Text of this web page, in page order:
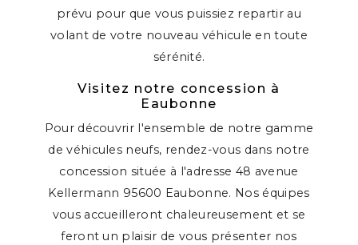
prévu pour que vous puissiez repartir au
volant de votre nouveau véhicule en toute
sérénité.
Visitez notre concession à
Eaubonne
Pour découvrir l'ensemble de notre gamme
de véhicules neufs, rendez-vous dans notre
concession située à l'adresse 48 avenue
Kellermann 95600 Eaubonne. Nos équipes
vous accueilleront chaleureusement et se
feront un plaisir de vous présenter nos